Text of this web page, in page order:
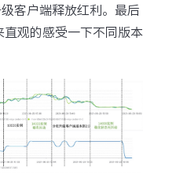
客户端释放红利。最后
观的感受一下不同版本